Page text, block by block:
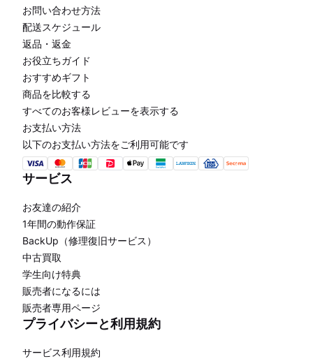
お問い合わせ方法
配送スケジュール
返品・返金
お役立ちガイド
おすすめギフト
商品を比較する
すべてのお客様レビューを表示する
お支払い方法
以下のお支払い方法をご利用可能です
サービス
お友達の紹介
1年間の動作保証
BackUp（修理復旧サービス）
中古買取
学生向け特典
販売者になるには
販売者専用ページ
プライバシーと利用規約
サービス利用規約